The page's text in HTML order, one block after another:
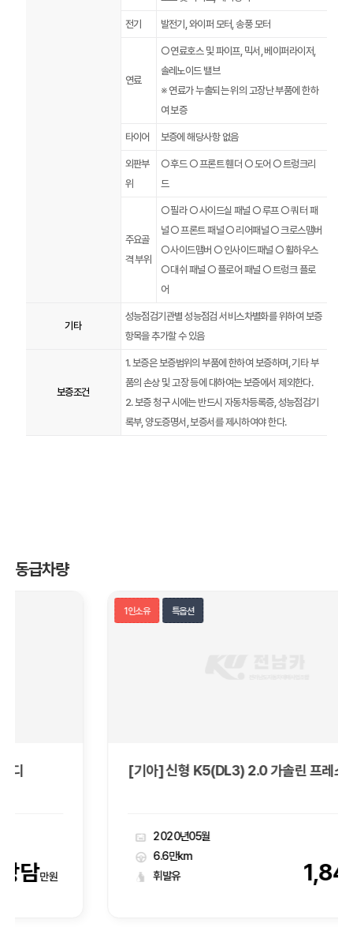
전기 발전기, 와이퍼 모터, 송풍 모터
연료
○ 연료호스 및 파이프, 믹서, 베이퍼라이저,
솔레노이드 밸브
※ 연료가 누출되는 위의 고장난 부품에 한하
여 보증
타이어 보증에 해당사항 없음
외판부
위
○ 후드 ○ 프론트 휀더 ○ 도어 ○ 트렁크리
드
주요골
격 부위
○ 필라 ○ 사이드실 패널 ○ 루프 ○ 쿼터 패
널 ○ 프론트 패널 ○ 리어패널 ○ 크로스맴버
○ 사이드맴버 ○ 인사이드패널 ○ 휠하우스
○ 대쉬 패널 ○ 플로어 패널 ○ 트렁크 플로
어
기타
성능점검기관별 성능점검 서비스차별화를 위하여 보증
항목을 추가할 수 있음
보증조건
1. 보증은 보증범위의 부품에 한하여 보증하며, 기타 부
품의 손상 및 고장 등에 대하여는 보증에서 제외한다.
2. 보증 청구 시에는 반드시 자동차등록증, 성능점검기
록부, 양도증명서, 보증서를 제시하여야 한다.
동급차량
[기아] 신형 K5(DL3) 2.0 가솔린 프레스티지